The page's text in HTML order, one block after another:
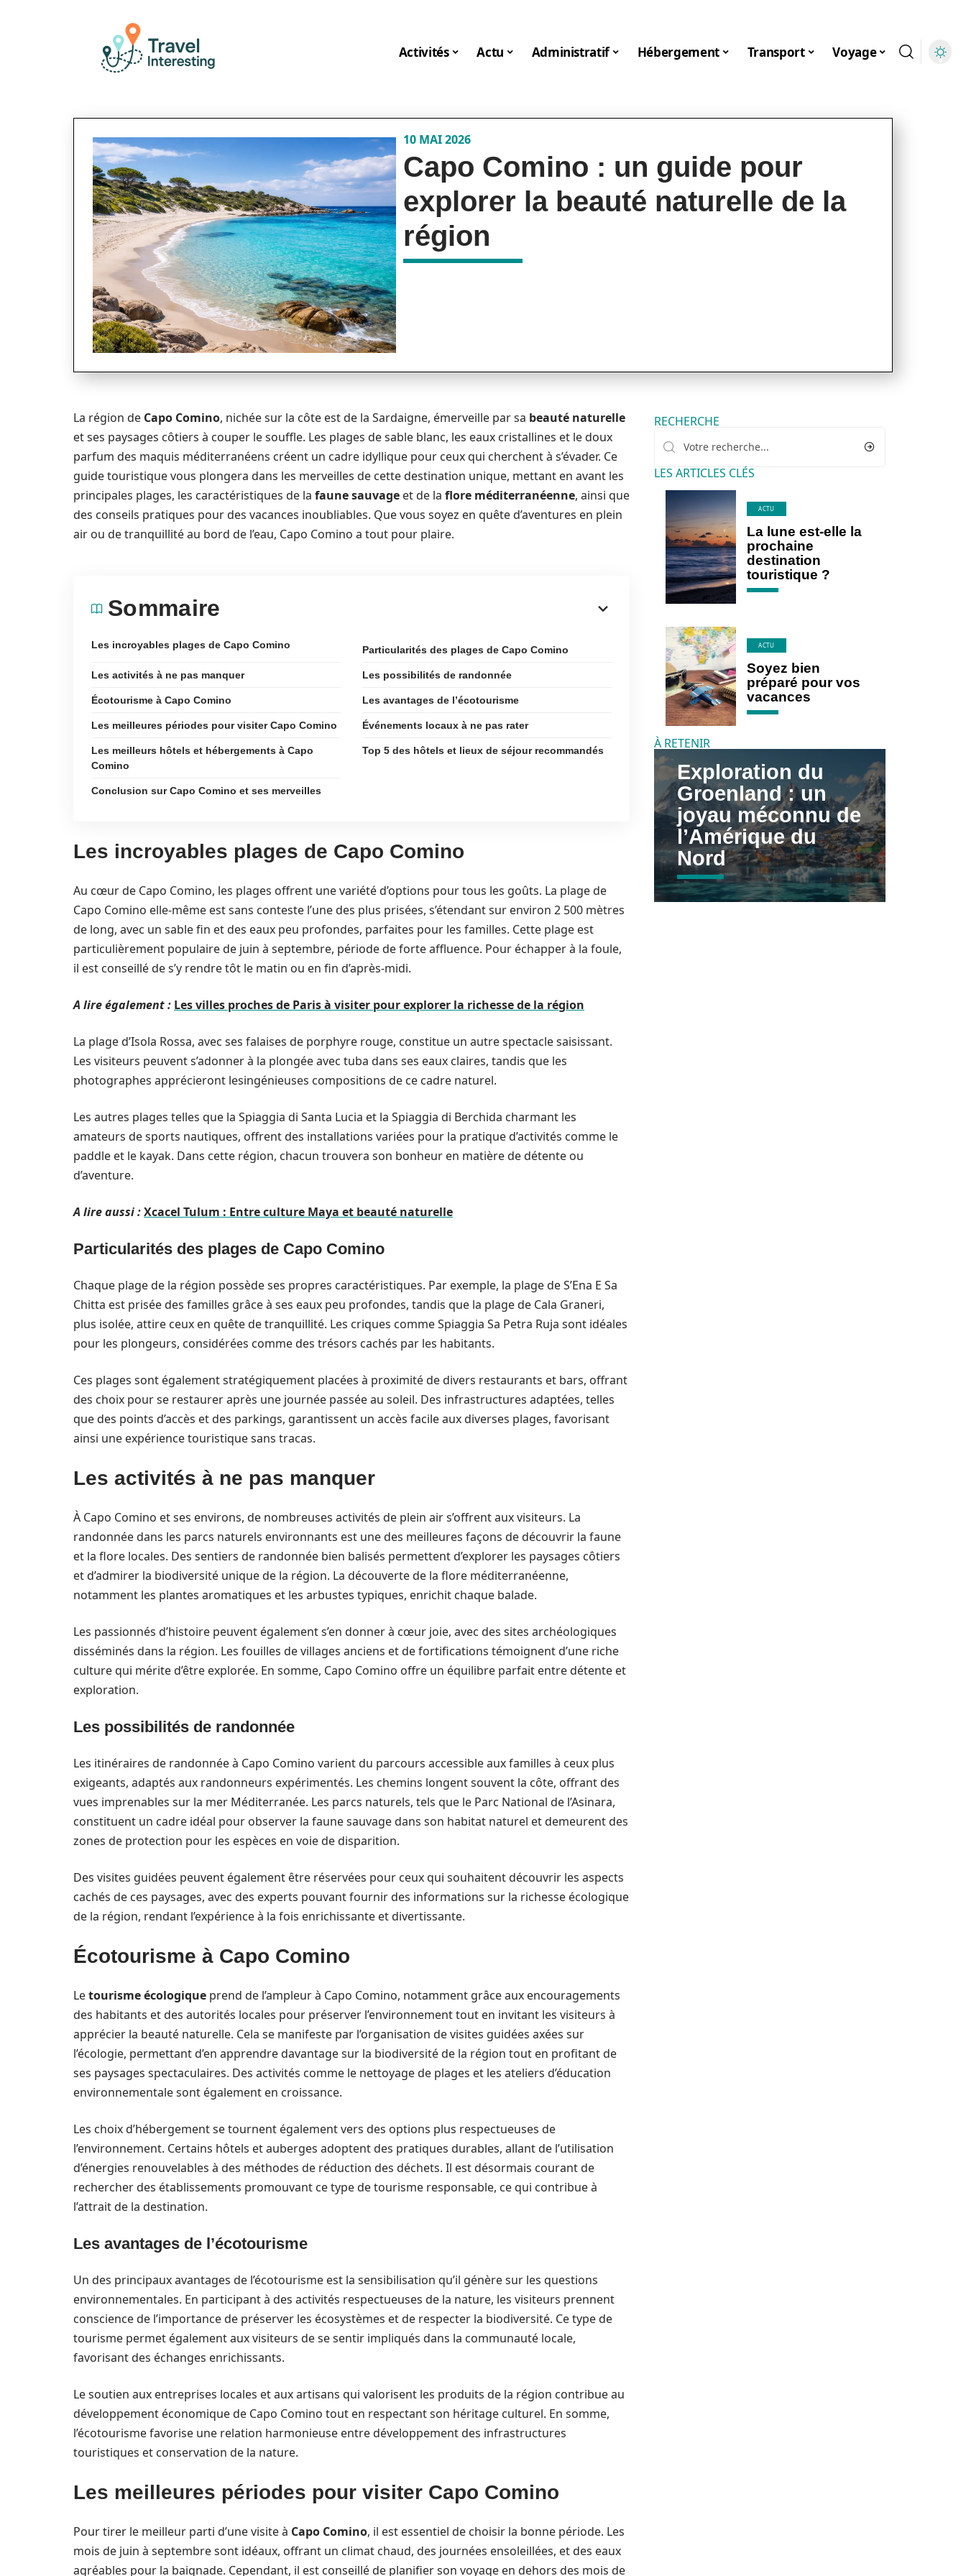
Activités Actu Administratif Hébergement Transport Voyage
10 MAI 2026
Capo Comino : un guide pour
explorer la beauté naturelle de la
région
La région de Capo Comino, nichée sur la côte est de la Sardaigne, émerveille par sa beauté naturelle
et ses paysages côtiers à couper le souffle. Les plages de sable blanc, les eaux cristallines et le doux
parfum des maquis méditerranéens créent un cadre idyllique pour ceux qui cherchent à s’évader. Ce
guide touristique vous plongera dans les merveilles de cette destination unique, mettant en avant les
principales plages, les caractéristiques de la faune sauvage et de la flore méditerranéenne, ainsi que
des conseils pratiques pour des vacances inoubliables. Que vous soyez en quête d’aventures en plein
air ou de tranquillité au bord de l’eau, Capo Comino a tout pour plaire.
Sommaire
Les incroyables plages de Capo Comino Particularités des plages de Capo Comino
Les activités à ne pas manquer Les possibilités de randonnée
Écotourisme à Capo Comino Les avantages de l’écotourisme
Les meilleures périodes pour visiter Capo Comino Événements locaux à ne pas rater
Les meilleurs hôtels et hébergements à Capo
Comino
Top 5 des hôtels et lieux de séjour recommandés
Conclusion sur Capo Comino et ses merveilles
Les incroyables plages de Capo Comino
Au cœur de Capo Comino, les plages offrent une variété d’options pour tous les goûts. La plage de
Capo Comino elle-même est sans conteste l’une des plus prisées, s’étendant sur environ 2 500 mètres
de long, avec un sable fin et des eaux peu profondes, parfaites pour les familles. Cette plage est
particulièrement populaire de juin à septembre, période de forte affluence. Pour échapper à la foule,
il est conseillé de s’y rendre tôt le matin ou en fin d’après-midi.
A lire également : Les villes proches de Paris à visiter pour explorer la richesse de la région
La plage d’Isola Rossa, avec ses falaises de porphyre rouge, constitue un autre spectacle saisissant.
Les visiteurs peuvent s’adonner à la plongée avec tuba dans ses eaux claires, tandis que les
photographes apprécieront lesingénieuses compositions de ce cadre naturel.
Les autres plages telles que la Spiaggia di Santa Lucia et la Spiaggia di Berchida charmant les
amateurs de sports nautiques, offrent des installations variées pour la pratique d’activités comme le
paddle et le kayak. Dans cette région, chacun trouvera son bonheur en matière de détente ou
d’aventure.
A lire aussi :Xcacel Tulum : Entre culture Maya et beauté naturelle
Particularités des plages de Capo Comino
Chaque plage de la région possède ses propres caractéristiques. Par exemple, la plage de S’Ena E Sa
Chitta est prisée des familles grâce à ses eaux peu profondes, tandis que la plage de Cala Graneri,
plus isolée, attire ceux en quête de tranquillité. Les criques comme Spiaggia Sa Petra Ruja sont idéales
pour les plongeurs, considérées comme des trésors cachés par les habitants.
Ces plages sont également stratégiquement placées à proximité de divers restaurants et bars, offrant
des choix pour se restaurer après une journée passée au soleil. Des infrastructures adaptées, telles
que des points d’accès et des parkings, garantissent un accès facile aux diverses plages, favorisant
ainsi une expérience touristique sans tracas.
Les activités à ne pas manquer
À Capo Comino et ses environs, de nombreuses activités de plein air s’offrent aux visiteurs. La
randonnée dans les parcs naturels environnants est une des meilleures façons de découvrir la faune
et la flore locales. Des sentiers de randonnée bien balisés permettent d’explorer les paysages côtiers
et d’admirer la biodiversité unique de la région. La découverte de la flore méditerranéenne,
notamment les plantes aromatiques et les arbustes typiques, enrichit chaque balade.
Les passionnés d’histoire peuvent également s’en donner à cœur joie, avec des sites archéologiques
disséminés dans la région. Les fouilles de villages anciens et de fortifications témoignent d’une riche
culture qui mérite d’être explorée. En somme, Capo Comino offre un équilibre parfait entre détente et
exploration.
Les possibilités de randonnée
Les itinéraires de randonnée à Capo Comino varient du parcours accessible aux familles à ceux plus
exigeants, adaptés aux randonneurs expérimentés. Les chemins longent souvent la côte, offrant des
vues imprenables sur la mer Méditerranée. Les parcs naturels, tels que le Parc National de l’Asinara,
constituent un cadre idéal pour observer la faune sauvage dans son habitat naturel et demeurent des
zones de protection pour les espèces en voie de disparition.
Des visites guidées peuvent également être réservées pour ceux qui souhaitent découvrir les aspects
cachés de ces paysages, avec des experts pouvant fournir des informations sur la richesse écologique
de la région, rendant l’expérience à la fois enrichissante et divertissante.
Écotourisme à Capo Comino
Letourisme écologique prend de l’ampleur à Capo Comino, notamment grâce aux encouragements
des habitants et des autorités locales pour préserver l’environnement tout en invitant les visiteurs à
apprécier la beauté naturelle. Cela se manifeste par l’organisation de visites guidées axées sur
l’écologie, permettant d’en apprendre davantage sur la biodiversité de la région tout en profitant de
ses paysages spectaculaires. Des activités comme le nettoyage de plages et les ateliers d’éducation
environnementale sont également en croissance.
Les choix d’hébergement se tournent également vers des options plus respectueuses de
l’environnement. Certains hôtels et auberges adoptent des pratiques durables, allant de l’utilisation
d’énergies renouvelables à des méthodes de réduction des déchets. Il est désormais courant de
rechercher des établissements promouvant ce type de tourisme responsable, ce qui contribue à
l’attrait de la destination.
Les avantages de l’écotourisme
Un des principaux avantages de l’écotourisme est la sensibilisation qu’il génère sur les questions
environnementales. En participant à des activités respectueuses de la nature, les visiteurs prennent
conscience de l’importance de préserver les écosystèmes et de respecter la biodiversité. Ce type de
tourisme permet également aux visiteurs de se sentir impliqués dans la communauté locale,
favorisant des échanges enrichissants.
Le soutien aux entreprises locales et aux artisans qui valorisent les produits de la région contribue au
développement économique de Capo Comino tout en respectant son héritage culturel. En somme,
l’écotourisme favorise une relation harmonieuse entre développement des infrastructures
touristiques et conservation de la nature.
Les meilleures périodes pour visiter Capo Comino
Pour tirer le meilleur parti d’une visite à Capo Comino, il est essentiel de choisir la bonne période. Les
mois de juin à septembre sont idéaux, offrant un climat chaud, des journées ensoleillées, et des eaux
agréables pour la baignade. Cependant, il est conseillé de planifier son voyage en dehors des mois de
RECHERCHE
LES ARTICLES CLÉS
ACTU
La lune est-elle la
prochaine
destination
touristique ?
ACTU
Soyez bien
préparé pour vos
vacances
À RETENIR
Exploration du
Groenland : un
joyau méconnu de
l’Amérique du
Nord